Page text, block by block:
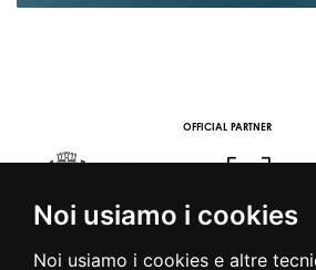
Noi usiamo i cookies
Noi usiamo i cookies e altre
OFFICIAL PARTNER